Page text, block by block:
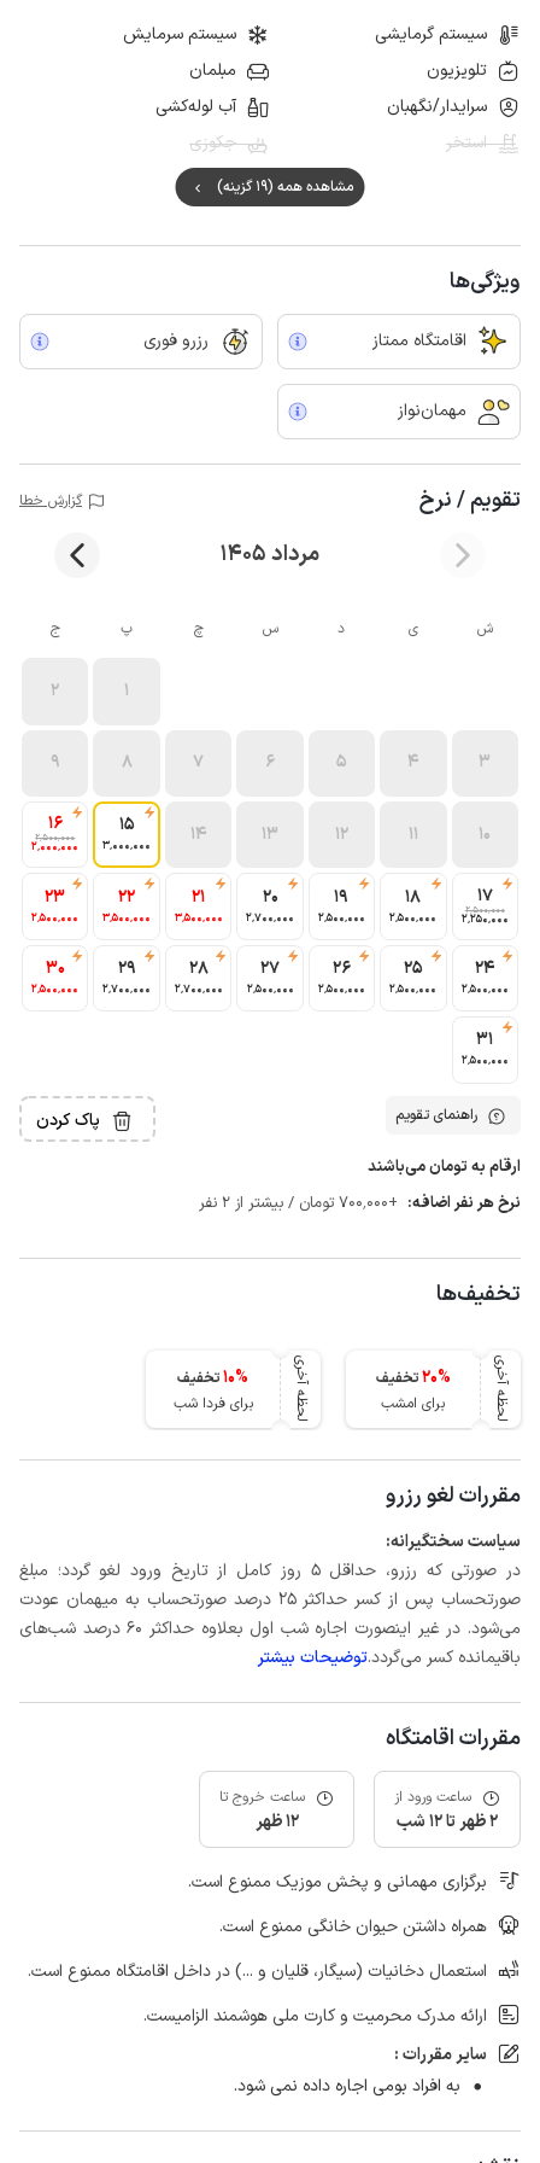
سیستم گرمایشی
سیستم سرمایش
تلویزیون
مبلمان
سرایدار/نگهبان
آب لوله‌کشی
استخر
جکوزی
مشاهده همه (19 گزینه)
ویژگی‌ها
اقامتگاه ممتاز رزرو فوری
مهمان‌نواز
تقویم / نرخ گزارش خطا
مرداد 1405
ش ی د س چ پ ج
1
2
3
4
5
6
7
8
9
10
11
12
13
14
15
3٬000٬000
16
2٬500٬000
2٬000٬000
17
2٬500٬000
2٬250٬000
18
2٬500٬000
19
2٬500٬000
20
2٬700٬000
21
3٬500٬000
22
3٬500٬000
23
2٬500٬000
24
2٬500٬000
25
2٬500٬000
26
2٬500٬000
27
2٬500٬000
28
2٬700٬000
29
2٬700٬000
30
2٬500٬000
31
2٬500٬000
راهنمای تقویم پاک کردن
ارقام به تومان می‌باشند
نرخ هر نفر اضافه: +700٬000 تومان / بیشتر از 2 نفر
تخفیف‌ها
لحظه آخری 20%
تخفیف
برای امشب
لحظه آخری 10%
تخفیف
برای فردا شب
مقررات لغو رزرو
سیاست سختگیرانه:
در صورتی که رزرو، حداقل 5 روز کامل از تاریخ ورود لغو گردد؛ مبلغ
صورتحساب پس از کسر حداکثر 25 درصد صورتحساب به میهمان عودت
می‌شود. در غیر اینصورت اجاره شب اول بعلاوه حداکثر 60 درصد شب‌های
باقیمانده کسر می‌گردد.توضیحات بیشتر
مقررات اقامتگاه
ساعت ورود از
2 ظهر تا 12 شب
ساعت خروج تا
12 ظهر
برگزاری مهمانی و پخش موزیک ممنوع است.
همراه داشتن حیوان خانگی ممنوع است.
استعمال دخانیات (سیگار، قلیان و ...) در داخل اقامتگاه ممنوع است.
ارائه مدرک محرمیت و کارت ملی هوشمند الزامیست.
سایر مقررات :
به افراد بومی اجاره داده نمی شود.